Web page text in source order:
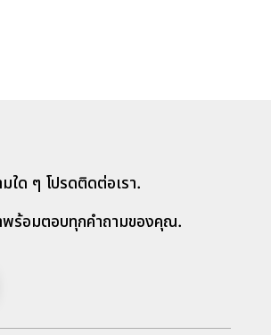
ใด ๆ โปรดติดต่อเรา.
พร้อมตอบทุกคำถามของคุณ.